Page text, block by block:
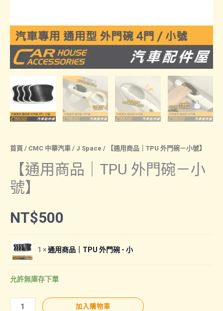
首頁 / CMC 中華汽車 / J Space / 【通用商品｜TPU 外門碗－小號】
【通用商品｜TPU 外門碗－小
號】
NT$500
1 ×通用商品｜TPU 外門碗 - 小
允許無庫存下單
【通
加入購物車